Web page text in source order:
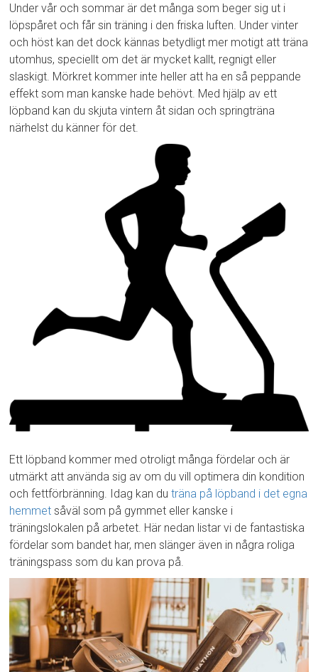
Under vår och sommar är det många som beger sig ut i
löpspåret och får sin träning i den friska luften. Under vinter
och höst kan det dock kännas betydligt mer motigt att träna
utomhus, speciellt om det är mycket kallt, regnigt eller
slaskigt. Mörkret kommer inte heller att ha en så peppande
effekt som man kanske hade behövt. Med hjälp av ett
löpband kan du skjuta vintern åt sidan och springträna
närhelst du känner för det.
Ett löpband kommer med otroligt många fördelar och är
utmärkt att använda sig av om du vill optimera din kondition
och fettförbränning. Idag kan duträna på löpband i det egna
hemmet såväl som på gymmet eller kanske i
träningslokalen på arbetet. Här nedan listar vi de fantastiska
fördelar som bandet har, men slänger även in några roliga
träningspass som du kan prova på.